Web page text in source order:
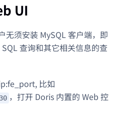
UI
无须安装 MySQL 客户端，即
查询和其它相关信息的查
比如
，打开 Doris 内置的 Web 控